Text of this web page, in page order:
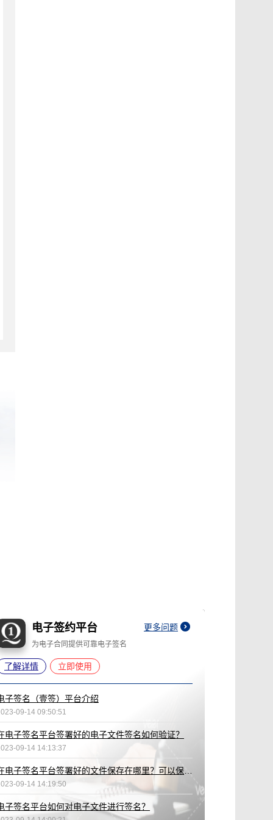
电子签约平台 更多问题
为电子合同提供可靠电子签名
了解详情 立即使用
子签名（壹签）平台介绍
09-14 09:50:51
电子签名平台签署好的电子文件签名如何验证？
09-14 14:13:37
09-14 14:19:50
子签名平台如何对电子文件进行签名？